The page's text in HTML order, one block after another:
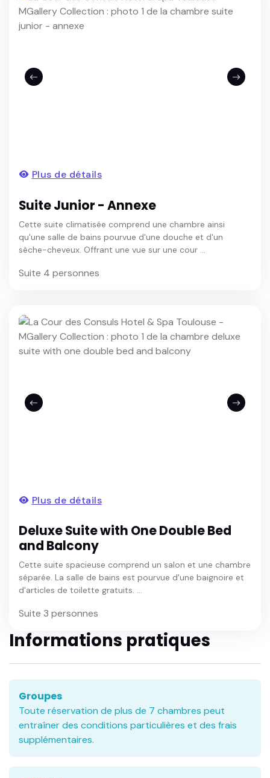
Plus de détails
Suite Junior - Annexe
Cette suite climatisée comprend une chambre ainsi
qu'une salle de bains pourvue d'une douche et d'un
sèche-cheveux. Offrant une vue sur une cour ...
Suite 4 personnes
Plus de détails
Deluxe Suite with One Double Bed
and Balcony
Cette suite spacieuse comprend un salon et une chambre
séparée. La salle de bains est pourvue d'une baignoire et
d'articles de toilette gratuits. ...
Suite 3 personnes
Informations pratiques
Groupes
Toute réservation de plus de 7 chambres peut
entraîner des conditions particulières et des frais
supplémentaires.